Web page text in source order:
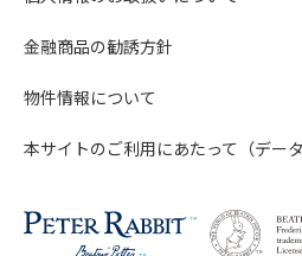
金融商品の勧誘方針
物件情報について
本サイトのご利用にあたって（データ